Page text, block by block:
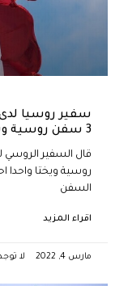
سفير روسيا
3 سفن روسية ويختا￼
قال السفير
روسية ويختا
السفن
اقراء المزيد
مارس 4, 2022 لا